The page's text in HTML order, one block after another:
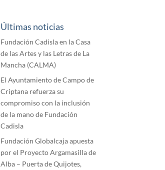
Últimas noticias
Fundación Cadisla en la Casa
de las Artes y las Letras de La
Mancha (CALMA)
El Ayuntamiento de Campo de
Criptana refuerza su
compromiso con la inclusión
de la mano de Fundación
Cadisla
Fundación Globalcaja apuesta
por el Proyecto Argamasilla de
Alba – Puerta de Quijotes,